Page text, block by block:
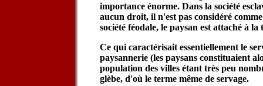
importance énorme. Dans la société
aucun droit, il n'est pas considéré
société féodale, le paysan est attaché à la
Ce qui caractérisait essentiellement le
paysannerie (les paysans constituaient
population des villes étant très peu
glèbe, d'où le terme même de servage.